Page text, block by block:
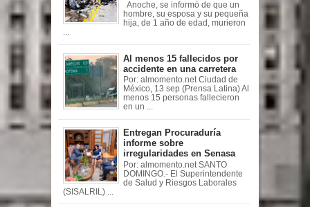
Anoche, se informó de que un
hombre, su esposa y su pequeña
hija, de 1 año de edad, murieron
...
Al menos 15 fallecidos por
accidente en una carretera
Por: almomento.net Ciudad de
México, 13 sep (Prensa Latina) Al
menos 15 personas fallecieron
en un ...
Entregan Procuraduría
informe sobre
irregularidades en Senasa
Por: almomento.net SANTO
DOMINGO.- El Superintendente
de Salud y Riesgos Laborales
(SISALRIL) ...